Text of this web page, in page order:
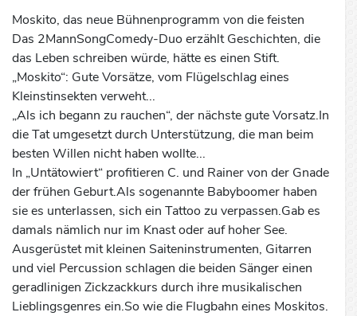
Moskito, das neue Bühnenprogramm von die feisten
Das 2MannSongComedy-Duo erzählt Geschichten, die
das Leben schreiben würde, hätte es einen Stift.
„Moskito“: Gute Vorsätze, vom Flügelschlag eines
Kleinstinsekten verweht...
„Als ich begann zu rauchen“, der nächste gute Vorsatz.In
die Tat umgesetzt durch Unterstützung, die man beim
besten Willen nicht haben wollte...
In „Untätowiert“ profitieren C. und Rainer von der Gnade
der frühen Geburt.Als sogenannte Babyboomer haben
sie es unterlassen, sich ein Tattoo zu verpassen.Gab es
damals nämlich nur im Knast oder auf hoher See.
Ausgerüstet mit kleinen Saiteninstrumenten, Gitarren
und viel Percussion schlagen die beiden Sänger einen
geradlinigen Zickzackkurs durch ihre musikalischen
Lieblingsgenres ein.So wie die Flugbahn eines Moskitos.